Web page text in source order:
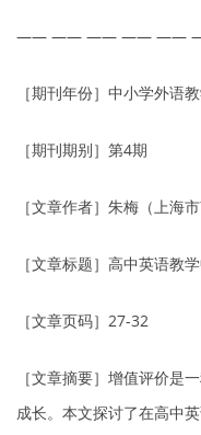
—— —— —— —— ——
［期刊年份］中小学外语
［期刊期别］第4期
［文章作者］朱梅（上海市
［文章标题］高中英语教
［文章页码］27-32
［文章摘要］增值评价是
成长。本文探讨了在高中